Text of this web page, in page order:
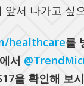
앞서 나가고 싶
healthcare를
서
을 확인해 보